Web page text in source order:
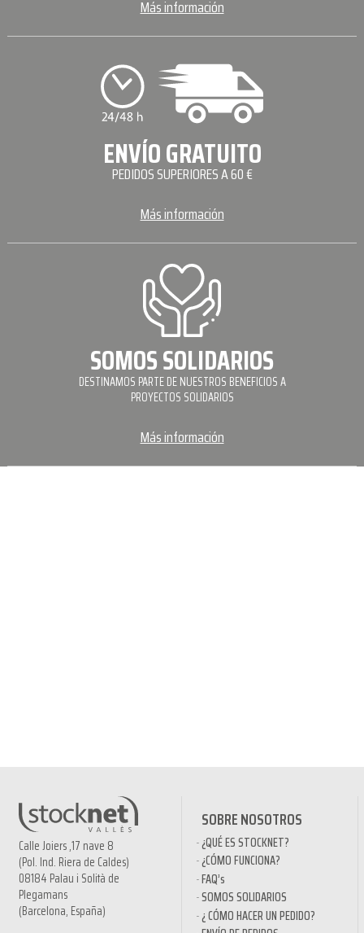
Más información
ENVÍO GRATUITO
PEDIDOS SUPERIORES A 60 €
Más información
SOMOS SOLIDARIOS
DESTINAMOS PARTE DE NUESTROS BENEFICIOS A
PROYECTOS SOLIDARIOS
Más información
Calle Joiers ,17 nave 8
(Pol. Ind. Riera de Caldes)
08184 Palau i Solità de
Plegamans
(Barcelona, España)
SOBRE NOSOTROS
¿QUÉ ES STOCKNET?
¿CÓMO FUNCIONA?
FAQ’s
SOMOS SOLIDARIOS
¿ CÓMO HACER UN PEDIDO?